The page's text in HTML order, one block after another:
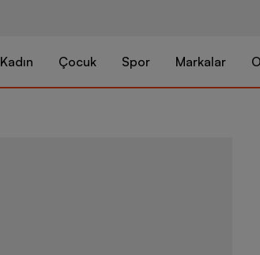
Kadın Çocuk Spor Markalar
Hummel